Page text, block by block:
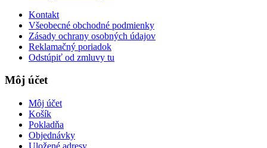
Kontakt
Všeobecné obchodné podmienky
Zásady ochrany osobných údajov
Reklamačný poriadok
Odstúpiť od zmluvy tu
Môj účet
Môj účet
Košík
Pokladňa
Objednávky